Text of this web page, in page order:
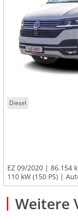
Diesel
EZ 09/2020
86.154
110 kW (150 PS)
Weitere